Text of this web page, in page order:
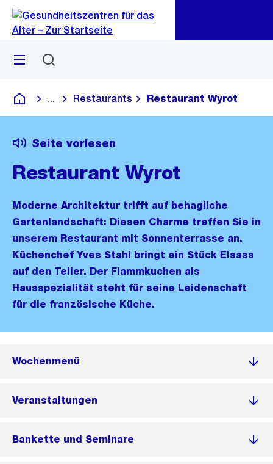
Navigation
Sprunglink
Menü
Gesundheitszentren für das Alter
Blende alle Breadcrumbs ein
Restaurants Restaurant Wyrot
Seite vorlesen
Restaurant Wyrot
Moderne Architektur trifft auf behagliche
Gartenlandschaft: Diesen Charme treffen Sie in
unserem Restaurant mit Sonnenterrasse an.
Küchenchef Yves Stahl bringt ein Stück Elsass
auf den Teller. Der Flammkuchen als
Hausspezialität steht für seine Leidenschaft
für die französische Küche.
Wochenmenü
Veranstaltungen
Bankette und Seminare